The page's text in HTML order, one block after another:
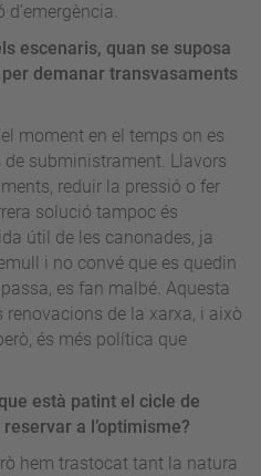
escenaris, quan se suposa
demanar transvasaments
moment en el temps on es
subministrament. Llavors
reduir la pressió o fer
solució tampoc és
útil de les canonades, ja
i no convé que es quedin
es fan malbé. Aquesta
de la xarxa, i això
és més política que
està patint el cicle de
a l’optimisme?
hem trastocat tant la natura